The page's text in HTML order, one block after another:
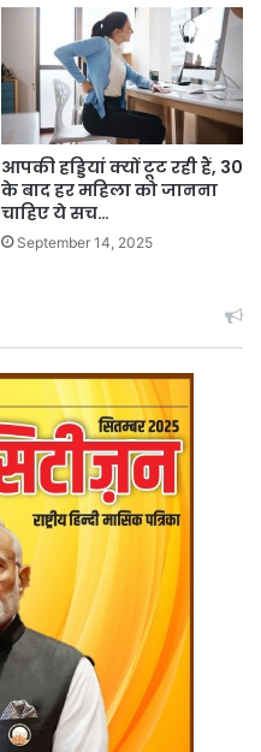
आपकी हड्डियां क्यों टूट रही हैं, 30
के बाद हर महिला को जानना
चाहिए ये सच…
September 14, 2025